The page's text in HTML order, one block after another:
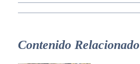
Contenido Relacionado